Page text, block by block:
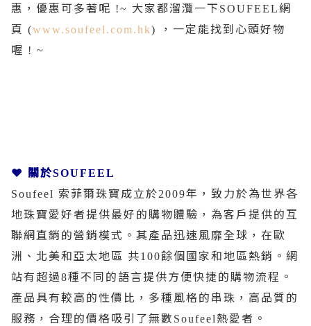
惠，優惠可多著呢 !~ 大家都溜灠一下 SOUFEEL網
頁 (www.soufeel.com.hk)
，一定能找到心頭好物
喔 ! ~
❤ 關於SOUFEEL
Soufeel 索菲爾珠寶成立於2009年，致力於為世界各
地珠寶愛好者提供最好的購物體驗，為客戶提供的互
聯網直銷的營銷模式。其產品迅速風靡全球，在歐
洲、北美和亞太地區 共100餘個國家和地區熱銷。網
站有超過8種不同的語言提供方便快捷的購物流程。
產品具有較高的性價比，多種風格的串珠，高品質的
服務，合理的價格吸引了無數 Soufeel 熱愛者。